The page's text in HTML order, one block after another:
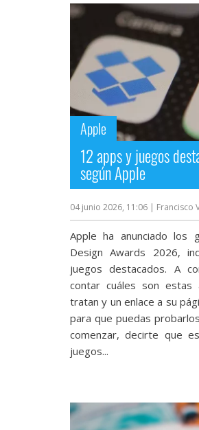
comunicación
Apple
12 apps y juegos
según Apple
04 junio 2026, 11:06 | Francisco
Apple ha anunciado los
Design Awards 2026,
juegos destacados. A
contar cuáles son
tratan y un enlace a su
para que puedas
comenzar, decirte que
juegos...